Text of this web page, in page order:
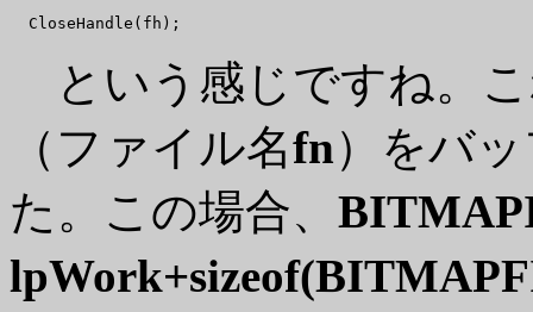
という感じですね。
（ファイル名fn）をバ
た。この場合、